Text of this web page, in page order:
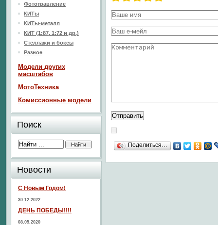
Поделиться…
Фототравление
КИТы
КИТы-металл
КИТ (1:87, 1:72 и др.)
Стеллажи и боксы
Разное
Модели других
масштабов
МотоТехника
Комиссионные модели
Поиск
Новости
С Новым Годом!
30.12.2022
ДЕНЬ ПОБЕДЫ!!!!
08.05.2020